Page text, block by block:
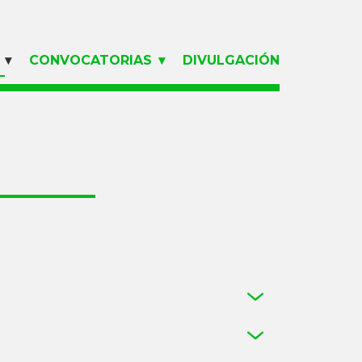
CONVOCATORIAS DIVULGACIÓN